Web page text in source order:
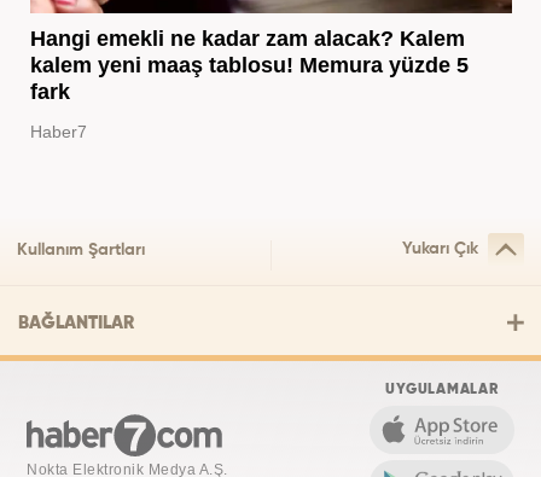
Hangi emekli ne kadar zam alacak? Kalem
kalem yeni maaş tablosu! Memura yüzde 5
fark
Haber7
Kullanım Şartları Yukarı Çık
BAĞLANTILAR
Nokta Elektronik Medya A.Ş.
UYGULAMALAR